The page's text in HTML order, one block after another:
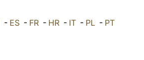
- ES- FR- HR- IT- PL- PT